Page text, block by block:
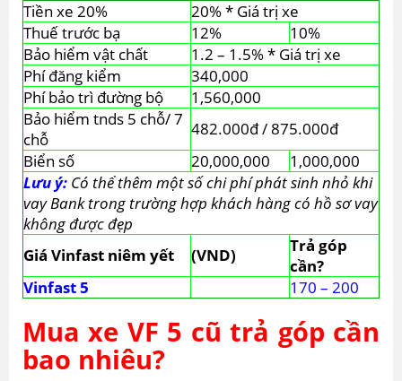
Tiền xe 20%
20% * Giá trị xe
Thuế trước bạ
12%
10%
Bảo hiểm vật chất
1.2 – 1.5% * Giá trị xe
Phí đăng kiểm
340,000
Phí bảo trì đường bộ
1,560,000
Bảo hiểm tnds 5 chỗ/ 7
chỗ
482.000đ / 875.000đ
Biển số
20,000,000
1,000,000
Lưu ý: Có thể thêm một số chi phí phát sinh nhỏ khi
vay Bank trong trường hợp khách hàng có hồ sơ vay
không được đẹp
Giá Vinfast niêm yết
(VND)
Trả góp
cần?
Vinfast 5
170 – 200
Mua xe VF 5 cũ trả góp cần
bao nhiêu?